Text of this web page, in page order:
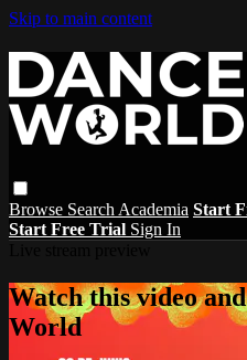
Skip to main content
Browse Search Academia Start
Start Free Trial Sign In
Watch this video
World